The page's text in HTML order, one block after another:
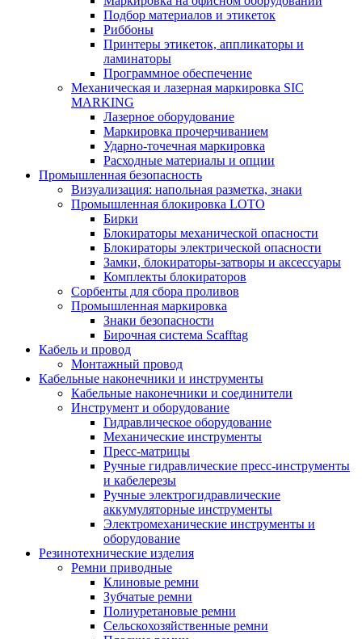
Подбор материалов и этикеток
Риббоны
Принтеры этикеток, аппликаторы и
ламинаторы
Программное обеспечение
Механическая и лазерная маркировка SIC
MARKING
Лазерное оборудование
Маркировка прочерчиванием
Ударно-точечная маркировка
Расходные материалы и опции
Промышленная безопасность
Визуализация: напольная разметка, знаки
Промышленная блокировка LOTO
Бирки
Блокираторы механической опасности
Блокираторы электрической опасности
Замки, блокираторы-затворы и аксессуары
Комплекты блокираторов
Сорбенты для сбора проливов
Промышленная маркировка
Знаки безопасности
Бирочная система Scafftag
Кабель и провод
Монтажный провод
Кабельные наконечники и инструменты
Кабельные наконечники и соединители
Инструмент и оборудование
Гидравлическое оборудование
Механические инструменты
Пресс-матрицы
Ручные гидравлические пресс-инструменты
и кабелерезы
Ручные электрогидравлические
аккумуляторные инструменты
Электромеханические инструменты и
оборудование
Резинотехнические изделия
Ремни приводные
Клиновые ремни
Зубчатые ремни
Полиуретановые ремни
Сельскохозяйственные ремни